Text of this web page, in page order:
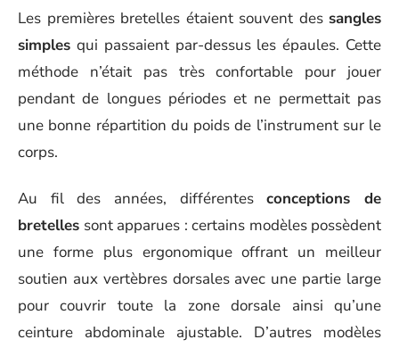
Les premières bretelles étaient souvent des sangles
simples qui passaient par-dessus les épaules. Cette
méthode n’était pas très confortable pour jouer
pendant de longues périodes et ne permettait pas
une bonne répartition du poids de l’instrument sur le
corps.
Au fil des années, différentesconceptions de
bretelles sont apparues : certains modèles possèdent
une forme plus ergonomique offrant un meilleur
soutien aux vertèbres dorsales avec une partie large
pour couvrir toute la zone dorsale ainsi qu’une
ceinture abdominale ajustable. D’autres modèles